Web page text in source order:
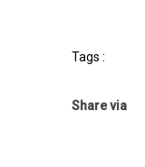
Tags :
Share via